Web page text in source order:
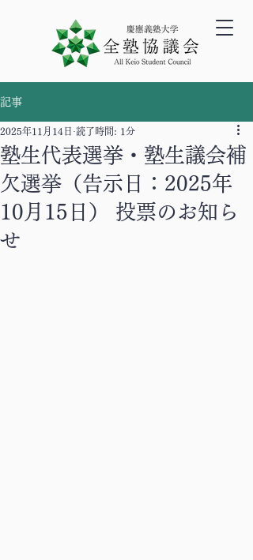
記事
塾生代表選挙・塾生議会補
欠選挙（告示日：2025年
10月15日） 投票のお知ら
せ
2025年11月14日 読了時間: 1分